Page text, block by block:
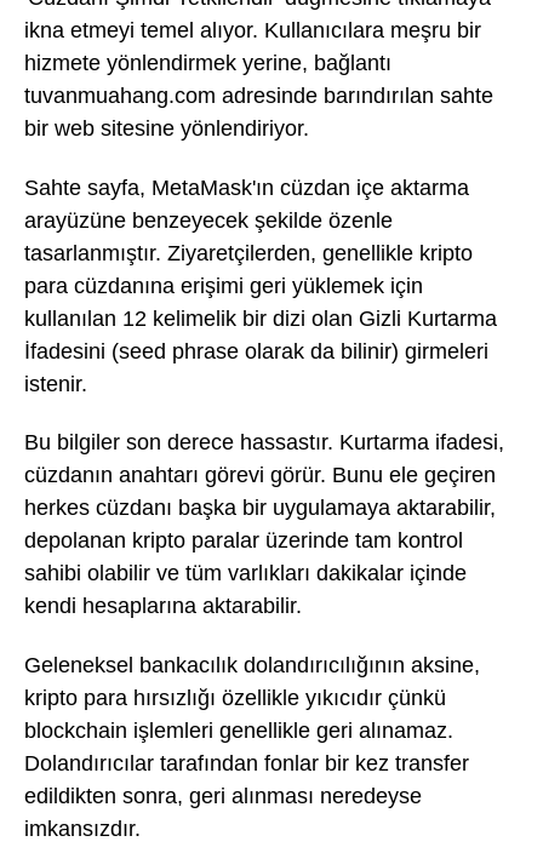
ikna etmeyi temel alıyor. Kullanıcılara meşru bir
hizmete yönlendirmek yerine, bağlantı
tuvanmuahang.com adresinde barındırılan sahte
bir web sitesine yönlendiriyor.
Sahte sayfa, MetaMask'ın cüzdan içe aktarma
arayüzüne benzeyecek şekilde özenle
tasarlanmıştır. Ziyaretçilerden, genellikle kripto
para cüzdanına erişimi geri yüklemek için
kullanılan 12 kelimelik bir dizi olan Gizli Kurtarma
İfadesini (seed phrase olarak da bilinir) girmeleri
istenir.
Bu bilgiler son derece hassastır. Kurtarma ifadesi,
cüzdanın anahtarı görevi görür. Bunu ele geçiren
herkes cüzdanı başka bir uygulamaya aktarabilir,
depolanan kripto paralar üzerinde tam kontrol
sahibi olabilir ve tüm varlıkları dakikalar içinde
kendi hesaplarına aktarabilir.
Geleneksel bankacılık dolandırıcılığının aksine,
kripto para hırsızlığı özellikle yıkıcıdır çünkü
blockchain işlemleri genellikle geri alınamaz.
Dolandırıcılar tarafından fonlar bir kez transfer
edildikten sonra, geri alınması neredeyse
imkansızdır.